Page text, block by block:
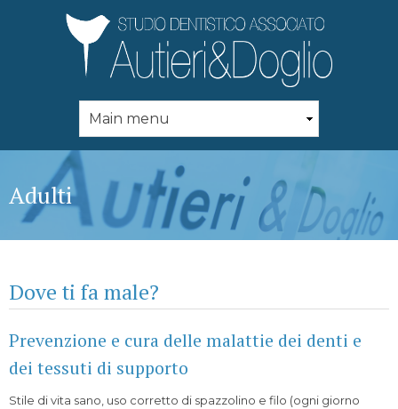
main
content
Adulti
Dove ti fa male?
Prevenzione e cura delle malattie dei denti e
dei tessuti di supporto
Stile di vita sano, uso corretto di spazzolino e filo (ogni giorno